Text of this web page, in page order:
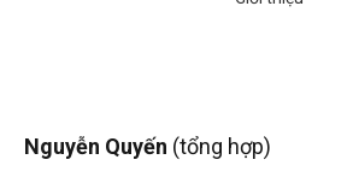
Nguyễn Quyến (tổng hợp)